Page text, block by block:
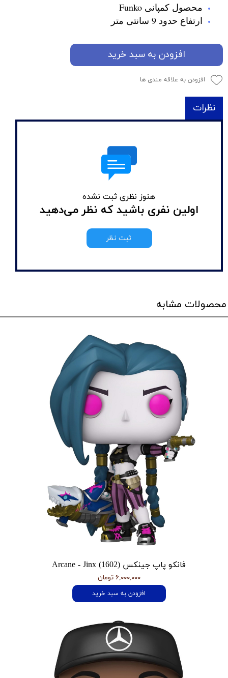
محصول کمپانی Funko
ارتفاع حدود 9 سانتی متر
افزودن به سبد خرید
افزودن به علاقه مندی ها
نظرات
هنوز نظری ثبت نشده
اولین نفری باشید که نظر می‌دهید
ثبت نظر
محصولات مشابه
فانکو پاپ جینکس Arcane - Jinx (1602)
۶,۰۰۰,۰۰۰ تومان
افزودن به سبد خرید